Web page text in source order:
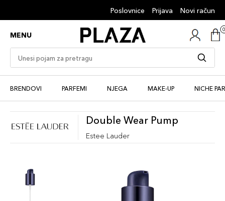
Poslovnice Prijava Novi račun
MENU
BRENDOVI PARFEMI NJEGA MAKE-UP NICHE
Double Wear Pump
Estee Lauder